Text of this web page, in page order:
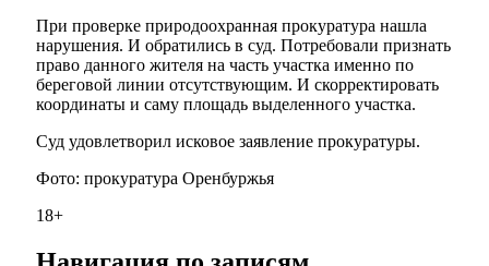
При проверке природоохранная прокуратура нашла
нарушения. И обратились в суд. Потребовали признать
право данного жителя на часть участка именно по
береговой линии отсутствующим. И скорректировать
координаты и саму площадь выделенного участка.
Суд удовлетворил исковое заявление прокуратуры.
Фото: прокуратура Оренбуржья
18+